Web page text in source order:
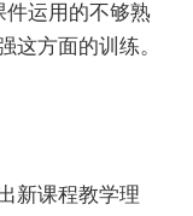
运用的不够熟
这方面的训练。
新课程教学理